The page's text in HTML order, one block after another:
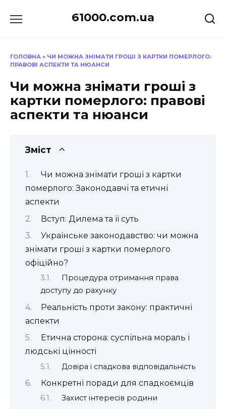
до
61000.com.ua
ГОЛОВНА » ЧИ МОЖНА ЗНІМАТИ ГРОШІ З КАРТКИ ПОМЕРЛОГО:
ПРАВОВІ АСПЕКТИ ТА НЮАНСИ
Чи можна знімати гроші з
картки померлого: правові
аспекти та нюанси
Зміст
Чи можна знімати гроші з картки
померлого: Законодавчі та етичні
аспекти
Вступ: Дилема та її суть
Українське законодавство: чи можна
знімати гроші з картки померлого
офіційно?
Процедура отримання права
доступу до рахунку
Реальність проти закону: практичні
аспекти
Етична сторона: суспільна мораль і
людські цінності
Довіра і спадкова відповідальність
Конкретні поради для спадкоємців
Захист інтересів родини